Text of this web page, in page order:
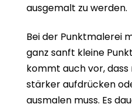
ausgemalt zu werden.
Bei der Punktmalerei
ganz sanft kleine
kommt auch vor,
stärker aufdrücken
ausmalen muss. Es